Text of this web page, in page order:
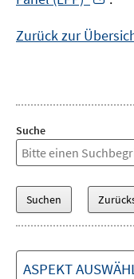
Zurück zur
Suche
ASPEKT